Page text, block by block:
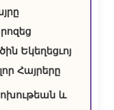
Եկեղեցւոյ
Հայրերը
և